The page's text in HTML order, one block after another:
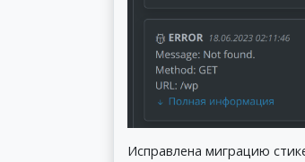
Исправлена миграцию